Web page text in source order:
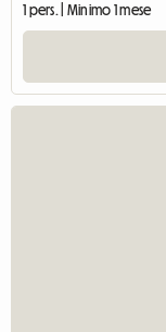
1 pers. | Minimo 1 mese